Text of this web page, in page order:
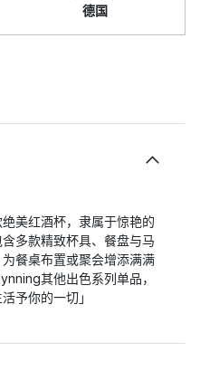
德国
美红酒杯，隶属于惊艳的
含多款精致杯具、餐盘与马
餐桌布置或聚会增添满满
其他出色系列单品，
予你的一切」